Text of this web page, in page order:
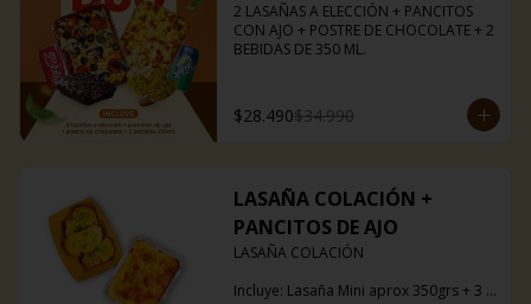
2 LASAÑAS A ELECCIÓN + PANCITOS
CON AJO + POSTRE DE CHOCOLATE + 2
BEBIDAS DE 350 ML.
$28.490$34.990
LASAÑA COLACIÓN +
PANCITOS DE AJO
LASAÑA COLACIÓN
Incluye: Lasaña Mini aprox 350grs + 3